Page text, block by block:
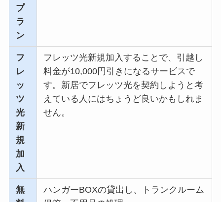
プ
ラ
ン
フ
レ
ッ
ツ
光
新
規
加
入
フレッツ光新規加入することで、引越し
料金が10,000円引きになるサービスで
す。新居でフレッツ光を契約しようと考
えている人にはちょうど良いかもしれま
せん。
無
ハンガーBOXの貸出し、トランクルーム